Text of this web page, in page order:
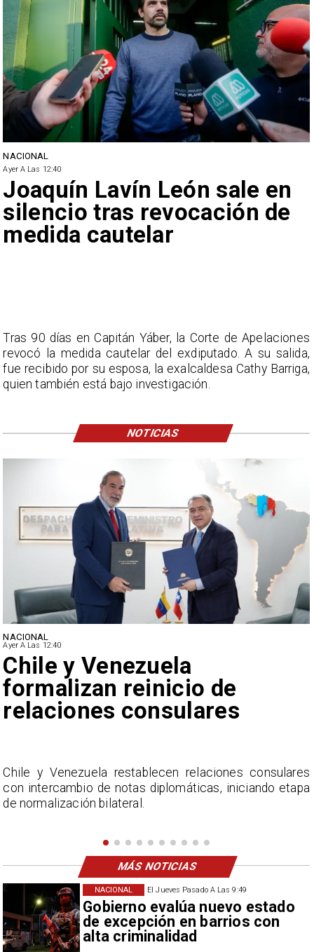
El Jueves Pasado A Las 9:49
Gobierno evalúa nuevo estado
de excepción en barrios con
alta criminalidad
NACIONAL
NACIONAL
Ayer A Las 12:40
Feriantes rechazan dichos
de Camila Flores sobre
Fabiola Campillai
La Confederación Nacional de Ferias Libres (ASOF)
considera inaceptable que se refieran a Fabiola
Campillai como 'señora de feria', expresión utilizada
NACIONAL
Ayer A Las 12:40
Joaquín Lavín León sale en
silencio tras revocación de
medida cautelar
Tras 90 días en Capitán Yáber, la Corte de Apelaciones
revocó la medida cautelar del exdiputado. A su salida,
fue recibido por su esposa, la exalcaldesa Cathy Barriga,
quien también está bajo investigación.
NOTICIAS
MÁS NOTICIAS